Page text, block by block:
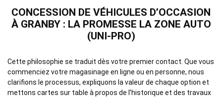
CONCESSION DE VÉHICULES D’OCCASION
À GRANBY : LA PROMESSE LA ZONE AUTO
(UNI-PRO)
Cette philosophie se traduit dès votre premier contact. Que vous
commenciez votre magasinage en ligne ou en personne, nous
clarifions le processus, expliquons la valeur de chaque option et
mettons cartes sur table à propos de l’historique et des travaux